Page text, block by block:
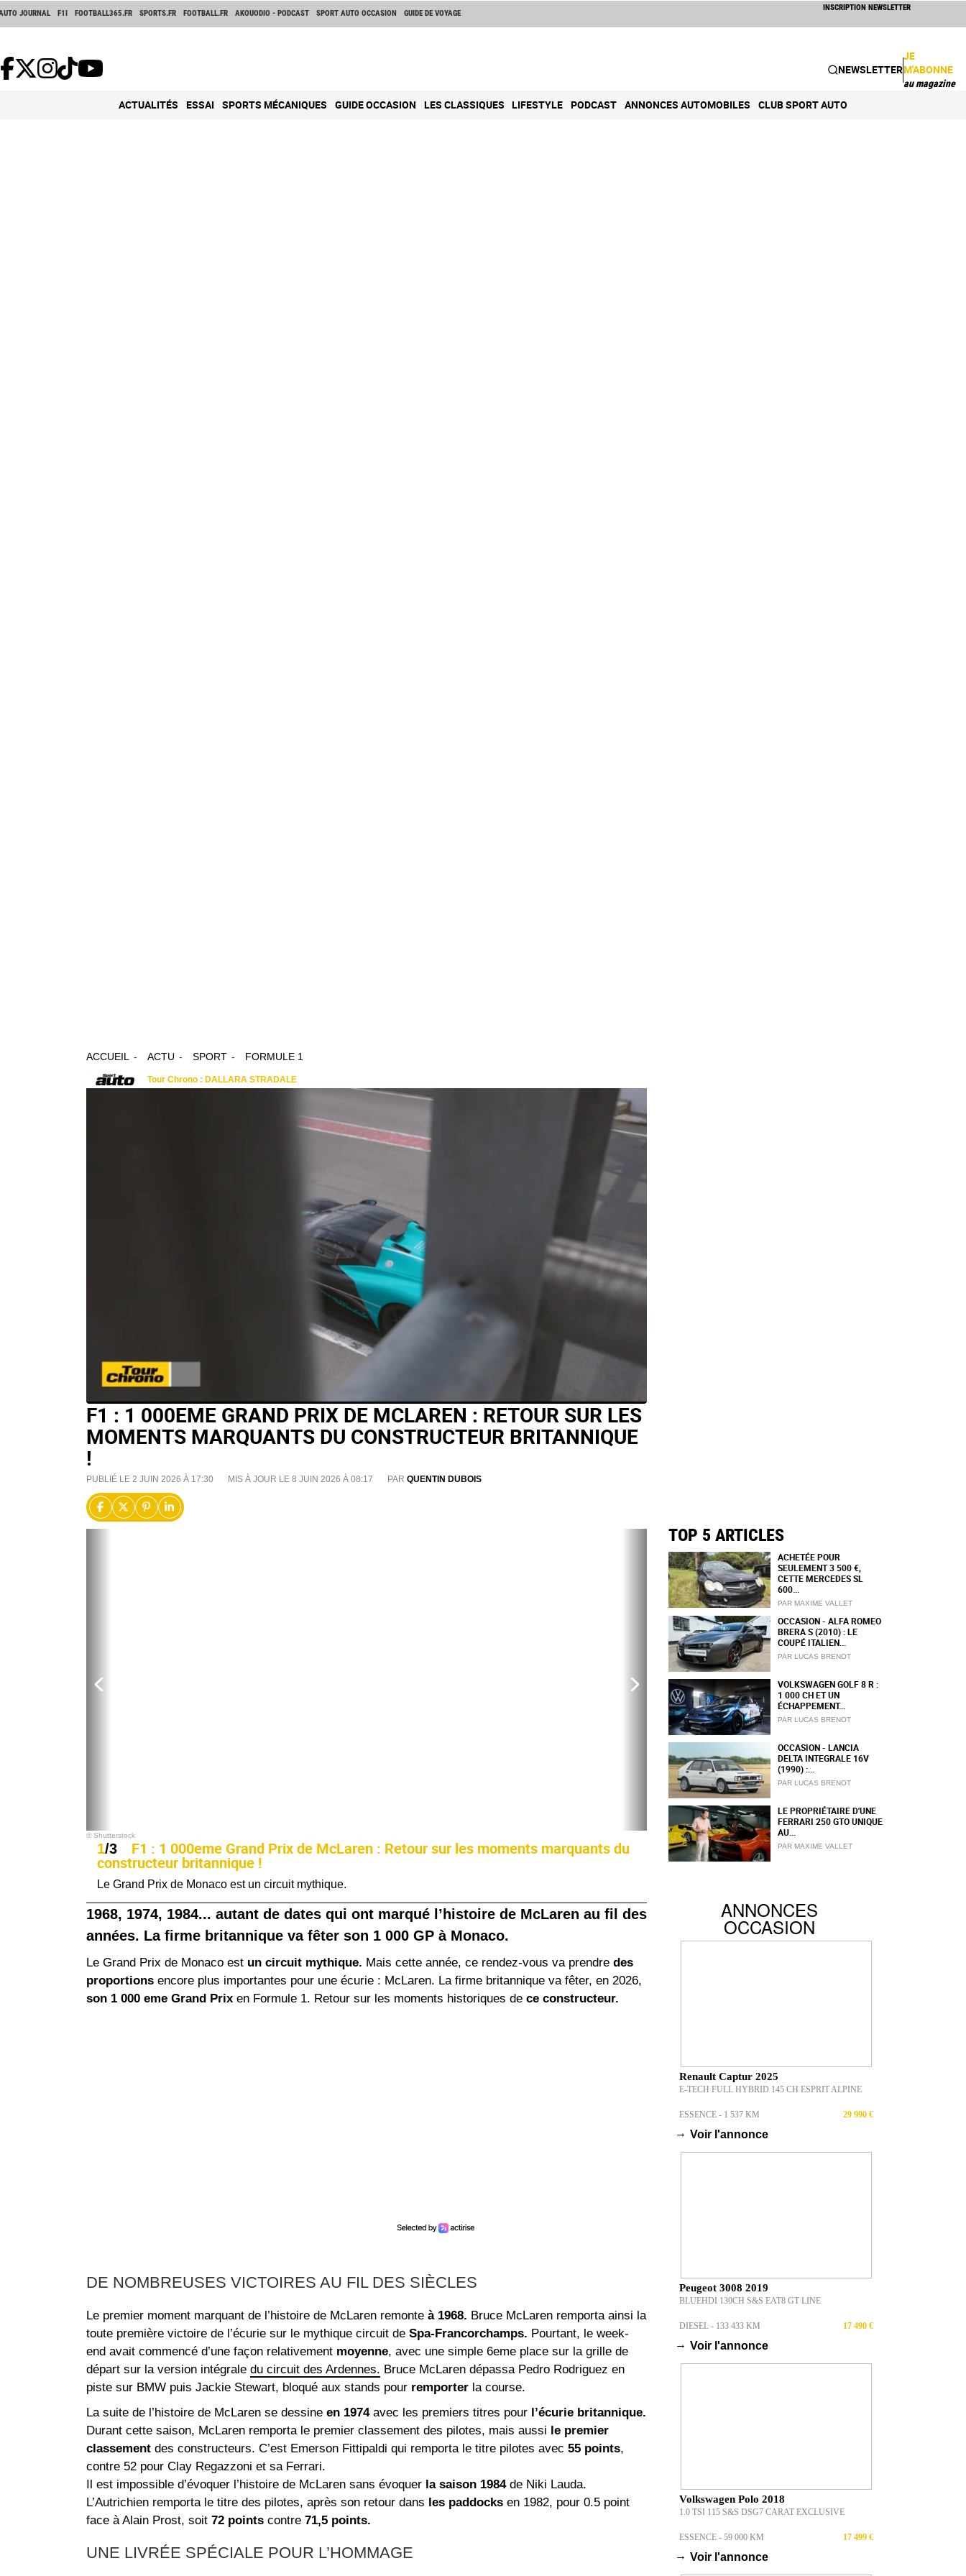
JOURNAL F1I FOOTBALL365.FR SPORTS.FR FOOTBALL.FR AKOUODIO - PODCAST SPORT AUTO OCCASION GUIDE DE VOYAGE
INSCRIPTION NEWSLETTER
NEWSLETTER
JE
M'ABONNE
au magazine
ACTUALITÉS ESSAI SPORTS MÉCANIQUES GUIDE OCCASION LES CLASSIQUES LIFESTYLE PODCAST ANNONCES AUTOMOBILES CLUB SPORT AUTO
ACCUEIL ACTU SPORT FORMULE 1
F1 : 1 000EME GRAND PRIX DE MCLAREN : RETOUR SUR LES
MOMENTS MARQUANTS DU CONSTRUCTEUR BRITANNIQUE
!
PUBLIÉ LE 2 JUIN 2026 À 17:30 MIS À JOUR LE 8 JUIN 2026 À 08:17 PAR QUENTIN DUBOIS
© Shutterstock
1/3 F1 : 1 000eme Grand Prix de McLaren : Retour sur les moments marquants du
constructeur britannique !
Le Grand Prix de Monaco est un circuit mythique.
1968, 1974, 1984... autant de dates qui ont marqué l’histoire de McLaren au fil des
années. La firme britannique va fêter son 1 000 GP à Monaco.
Le Grand Prix de Monaco est un circuit mythique. Mais cette année, ce rendez-vous va prendre des
proportionsencore plus importantes pour une écurie : McLaren. La firme britannique va fêter, en 2026,
son 1 000 eme Grand Prixen Formule 1. Retour sur les moments historiques de ce constructeur.
DE NOMBREUSES VICTOIRES AU FIL DES SIÈCLES
Le premier moment marquant de l’histoire de McLaren remonte à 1968. Bruce McLaren remporta ainsi la
toute première victoire de l’écurie sur le mythique circuit de Spa-Francorchamps. Pourtant, le week-
end avait commencé d’une façon relativement moyenne, avec une simple 6eme place sur la grille de
départ sur la version intégrale du circuit des Ardennes. Bruce McLaren dépassa Pedro Rodriguez en
piste sur BMW puis Jackie Stewart, bloqué aux stands pour remporterla course.
La suite de l’histoire de McLaren se dessine en 1974avec les premiers titres pour l’écurie britannique.
Durant cette saison, McLaren remporta le premier classement des pilotes, mais aussi le premier
classementdes constructeurs. C’est Emerson Fittipaldi qui remporta le titre pilotes avec 55 points,
contre 52 pour Clay Regazzoni et sa Ferrari.
Il est impossible d’évoquer l’histoire de McLaren sans évoquer la saison 1984de Niki Lauda.
L’Autrichien remporta le titre des pilotes, après son retour dans les paddocksen 1982, pour 0.5 point
face à Alain Prost, soit 72 pointscontre 71,5 points.
UNE LIVRÉE SPÉCIALE POUR L’HOMMAGE
TOP 5 ARTICLES
ACHETÉE POUR
SEULEMENT 3 500 €,
CETTE MERCEDES SL
600...
PAR MAXIME VALLET
OCCASION - ALFA ROMEO
BRERA S (2010) : LE
COUPÉ ITALIEN...
PAR LUCAS BRENOT
VOLKSWAGEN GOLF 8 R :
1 000 CH ET UN
ÉCHAPPEMENT...
PAR LUCAS BRENOT
OCCASION - LANCIA
DELTA INTEGRALE 16V
(1990) :...
PAR LUCAS BRENOT
LE PROPRIÉTAIRE D'UNE
FERRARI 250 GTO UNIQUE
AU...
PAR MAXIME VALLET
ANNONCES
OCCASION
Renault Captur 2025
E-TECH FULL HYBRID 145 CH ESPRIT ALPINE
ESSENCE - 1 537 KM 29 990 €
→ Voir l'annonce
Peugeot 3008 2019
BLUEHDI 130CH S&S EAT8 GT LINE
DIESEL - 133 433 KM 17 490 €
→ Voir l'annonce
Volkswagen Polo 2018
1.0 TSI 115 S&S DSG7 CARAT EXCLUSIVE
ESSENCE - 59 000 KM 17 499 €
→ Voir l'annonce